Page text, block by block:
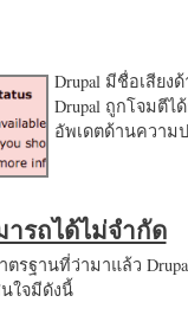
Drupal มีชื่อเสีย
Drupal ถูกโจมตี
อัพเดตด้านความ
รถได้ไม่จำกัด
รฐานที่ว่ามาแล้ว
ใจมีดังนี้